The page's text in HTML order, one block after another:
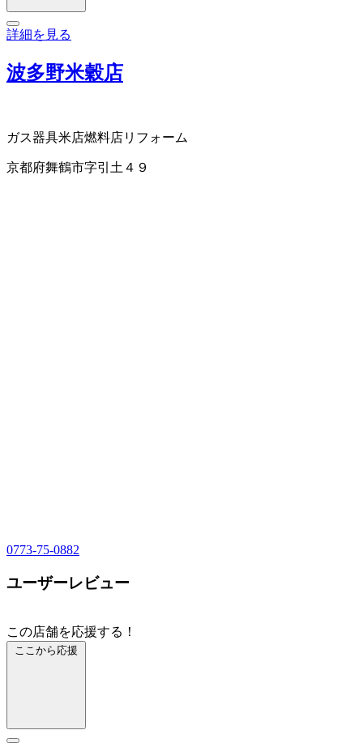
詳細を見る
波多野米穀店
ガス器具米店燃料店リフォーム
京都府舞鶴市字引土４９
0773-75-0882
ユーザーレビュー
この店舗を応援する！
ここから応援